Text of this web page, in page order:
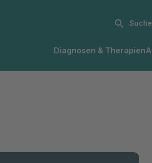
Suche
Diagnosen & Therapien